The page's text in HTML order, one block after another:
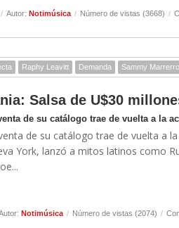
/ Autor: Notimúsica / Número de vistas (3668) /
Raphy Leavitt Demanda Sammy Marrerro
Salsa de U$30
de su catálogo trae de vuelta a la
de su catálogo trae de vuelta a
York, lanzó a mitos latinos como
Notimúsica / Número de vistas (2074) /